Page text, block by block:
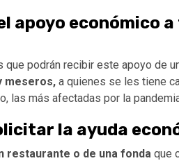
apoyo económico
podrán recibir este apoyo de
meseros, a quienes se les tiene
las más afectadas por la
la ayuda
restaurante o de una fonda que